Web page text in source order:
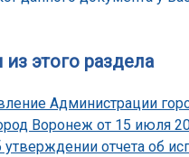
этого раздела
Администрации
Воронеж от 15 июля
утверждении отчета об